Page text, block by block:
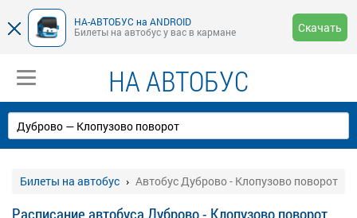
НА-АВТОБУС на ANDROID
Билеты на автобус у вас в кармане
Скачать
НА АВТОБУС
Билеты на автобус Автобус Дуброво - Клопузово поворот
Расписание автобуса Дуброво - Клопузово поворот